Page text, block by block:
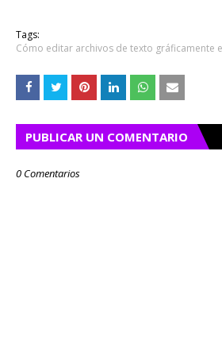
Tags:
Cómo editar archivos de texto gráficamente
PUBLICAR UN COMENTARIO
0 Comentarios